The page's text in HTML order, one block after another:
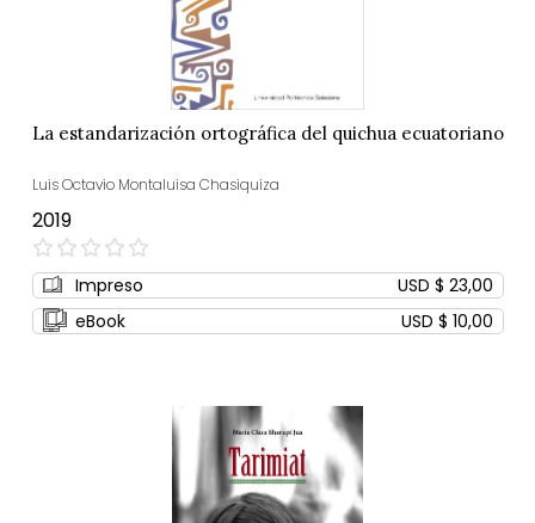
La estandarización ortográfica del quichua ecuatoriano
Luis Octavio Montaluisa Chasiquiza
2019
0%
Impreso
USD $ 23,00
eBook
USD $ 10,00